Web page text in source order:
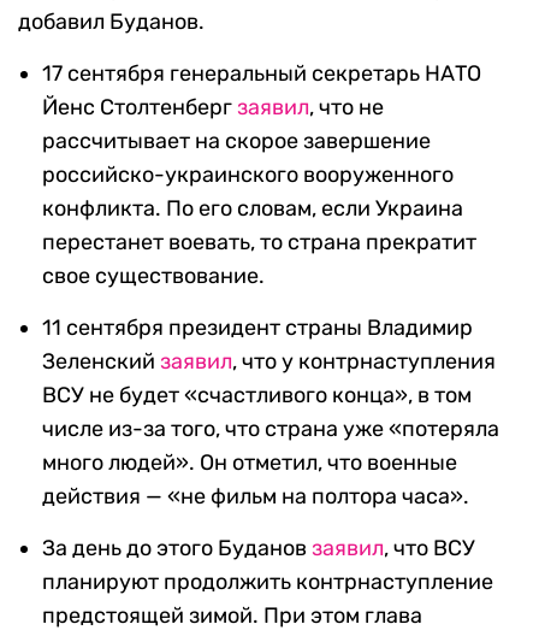
добавил Буданов.
17 сентября генеральный секретарь НАТО
Йенс Столтенбергзаявил, что не
рассчитывает на скорое завершение
российско-украинского вооруженного
конфликта. По его словам, если Украина
перестанет воевать, то страна прекратит
свое существование.
11 сентября президент страны Владимир
Зеленский заявил, что у контрнаступления
ВСУ не будет «счастливого конца», в том
числе из-за того, что страна уже «потеряла
много людей». Он отметил, что военные
действия — «не фильм на полтора часа».
За день до этого Буданов заявил, что ВСУ
планируют продолжить контрнаступление
предстоящей зимой. При этом глава